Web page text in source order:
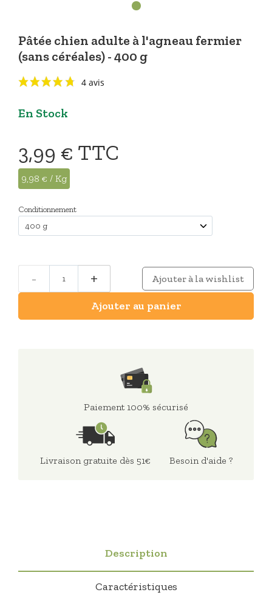
Pâtée chien adulte à l'agneau fermier
(sans céréales) - 400 g
En Stock
3,99 € TTC
9,98 € / Kg
Conditionnement
- +
Ajouter au panier
Ajouter à la wishlist
Paiement 100% sécurisé
Livraison gratuite dès 51€ Besoin d'aide ?
Description
Caractéristiques